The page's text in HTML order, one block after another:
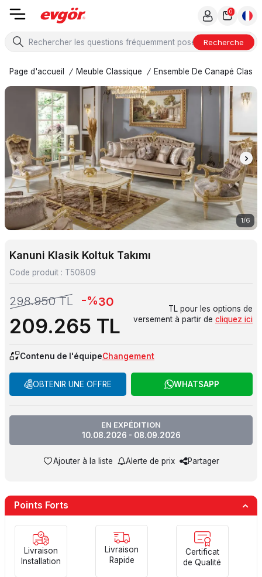
Recherche
0
Page d'accueil / Meuble Classique / Ensemble De Canapé
1/6
Kanuni Klasik Koltuk Takımı
Code produit : T50809
298.950TL -%30
209.265 TL
TL pour les options de
versement à partir de cliquez ici
Contenu de l'équipeChangement
OBTENIR UNE OFFRE WHATSAPP
EN EXPÉDITION
10.08.2026 - 08.09.2026
Ajouter à la liste Alerte de prix Partager
Points Forts
Livraison
Installation
Livraison
Rapide
Certificat
de Qualité